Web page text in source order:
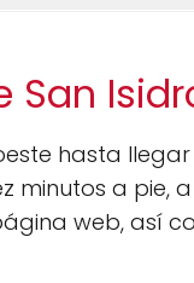
San
hasta
a pie, a
web, así